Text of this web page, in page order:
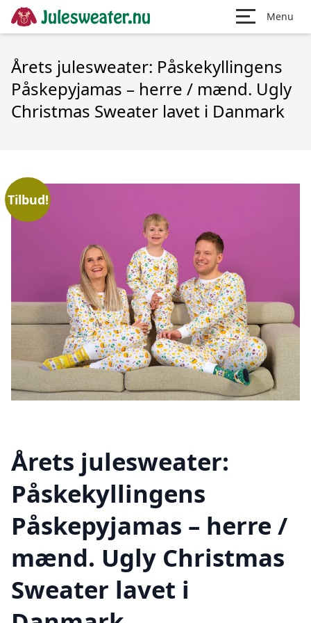
Menu
Årets julesweater: Påskekyllingens
Påskepyjamas – herre / mænd. Ugly
Christmas Sweater lavet i Danmark
Tilbud!
Årets julesweater:
Påskekyllingens
Påskepyjamas – herre /
mænd. Ugly Christmas
Sweater lavet i